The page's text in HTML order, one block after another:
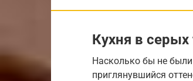
Кухня в
Насколько бы не
приглянувшийся